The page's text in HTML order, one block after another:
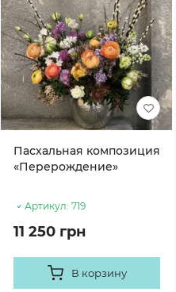
Пасхальная композиция
«Перерождение»
Артикул: 719
11 250 грн
В корзину